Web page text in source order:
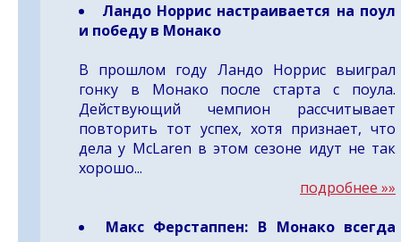
Ландо Норрис настраивается на поул
и победу в Монако
В прошлом году Ландо Норрис выиграл
гонку в Монако после старта с поула.
Действующий чемпион рассчитывает
повторить тот успех, хотя признает, что
дела у McLaren в этом сезоне идут не так
хорошо...
подробнее »»
Макс Ферстаппен: В Монако всегда